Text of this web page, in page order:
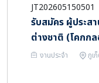
JT202605150501
รับสมัคร ผู้ประส
ต่างชาติ (โคกก
งานประจำ ภูเ